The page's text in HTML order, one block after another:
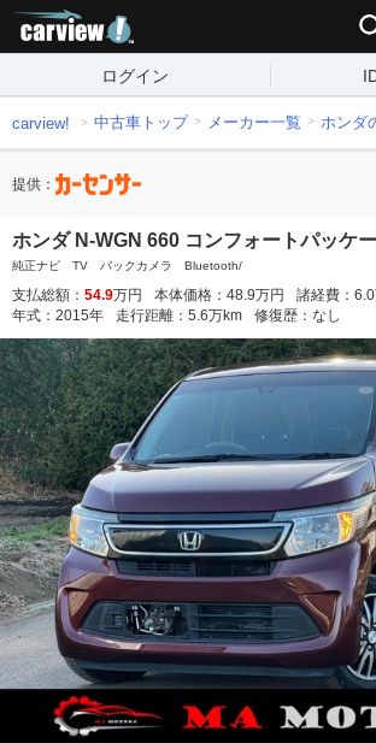
ログイン
carview! 中古車トップ メーカー一覧 ホンダ
提供：
ホンダ N-WGN 660 コンフォートパッケ
純正ナビ TV バックカメラ Bluetooth/
支払総額： 54.9万円 本体価格： 48.9万円 諸経費： 6.0
年式： 2015年 走行距離： 5.6万km 修復歴： なし